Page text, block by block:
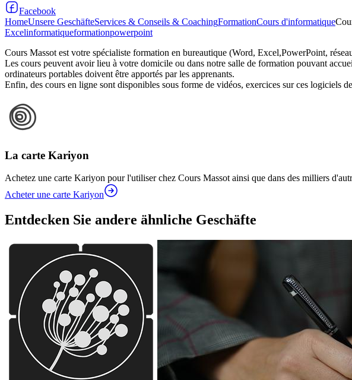
Facebook
HomeUnsere GeschäfteServices & Conseils & CoachingFormationCours d'informatique
Excelinformatiqueformationpowerpoint
Cours Massot est votre spécialiste formation en bureautique (Word, Excel,PowerPoint,
Les cours peuvent avoir lieu à votre domicile ou dans notre salle de formation pouvant
ordinateurs portables doivent être apportés par les apprenants.
Enfin, des cours en ligne sont disponibles sous forme de vidéos, exercices sur ces logiciels
La carte Kariyon
Achetez une carte Kariyon pour l'utiliser chez Cours Massot ainsi que dans des milliers
Acheter une carte Kariyon
Entdecken Sie andere ähnliche Geschäfte